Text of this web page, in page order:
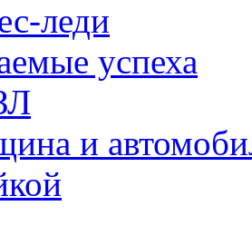
леди
успеха
и